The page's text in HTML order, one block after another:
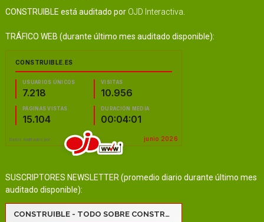
CONSTRUIBLE está auditado por OJD Interactiva
TRÁFICO WEB (durante último mes auditado disponible):
SUSCRIPTORES NEWSLETTER (promedio diario durante último mes
auditado disponible):